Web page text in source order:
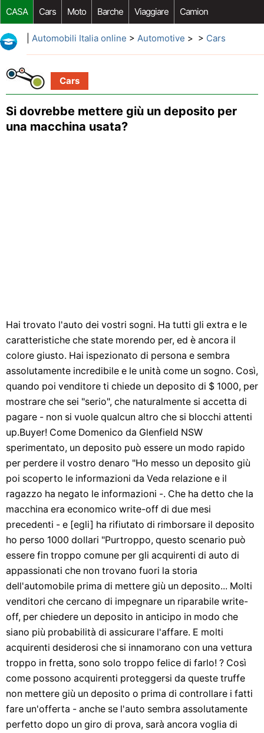
CASA Cars Moto Barche Viaggiare Camion
Riparazione Auto Acquisto Auto Car Opzioni Aftermarket
Automobili Italia online > Automotive > > Cars
Cars
Si dovrebbe mettere giù un deposito per
una macchina usata?
Hai trovato l'auto dei vostri sogni. Ha tutti gli extra e le
caratteristiche che state morendo per, ed è ancora il
colore giusto. Hai ispezionato di persona e sembra
assolutamente incredibile e le unità come un sogno. Così,
quando poi venditore ti chiede un deposito di $ 1000, per
mostrare che sei "serio", che naturalmente si accetta di
pagare - non si vuole qualcun altro che si blocchi attenti
up.Buyer! Come Domenico da Glenfield NSW
sperimentato, un deposito può essere un modo rapido
per perdere il vostro denaro "Ho messo un deposito giù
poi scoperto le informazioni da Veda relazione e il
ragazzo ha negato le informazioni -. Che ha detto che la
macchina era economico write-off di due mesi
precedenti - e [egli] ha rifiutato di rimborsare il deposito
ho perso 1000 dollari "Purtroppo, questo scenario può
essere fin troppo comune per gli acquirenti di auto di
appassionati che non trovano fuori la storia
dell'automobile prima di mettere giù un deposito... Molti
venditori che cercano di impegnare un riparabile write-
off, per chiedere un deposito in anticipo in modo che
siano più probabilità di assicurare l'affare. E molti
acquirenti desiderosi che si innamorano con una vettura
troppo in fretta, sono solo troppo felice di farlo! ? Così
come possono acquirenti proteggersi da queste truffe
non mettere giù un deposito o prima di controllare i fatti
fare un'offerta - anche se l'auto sembra assolutamente
perfetto dopo un giro di prova, sarà ancora voglia di